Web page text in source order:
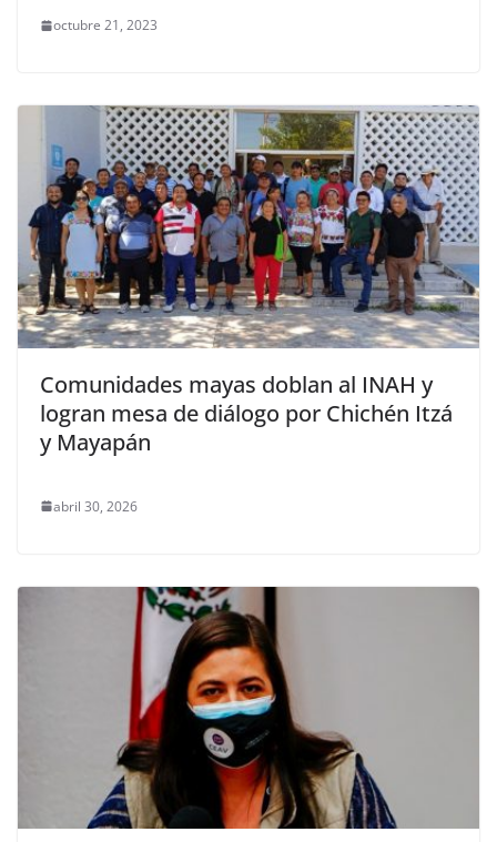
octubre 21, 2023
Comunidades mayas doblan al INAH y
logran mesa de diálogo por Chichén Itzá
y Mayapán
abril 30, 2026